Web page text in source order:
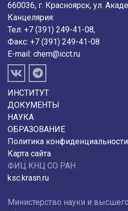
660036, г. Красноярск, ул.
Канцелярия:
Тел: +7 (391) 249-41-08,
Факс: +7 (391) 249-41-08
E-mail: chem@icct.ru
ИНСТИТУТ
ДОКУМЕНТЫ
НАУКА
ОБРАЗОВАНИЕ
Политика конфиденциальности
Карта сайта
ФИЦ КНЦ СО РАН
ksc.krasn.ru
Министерство науки и высшего